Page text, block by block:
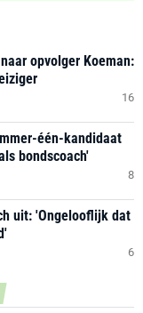
opvolger Koeman:
16
één-kandidaat
bondscoach'
8
uit: 'Ongelooflijk dat
6